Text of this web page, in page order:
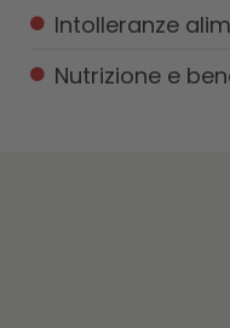
Intolleranze
Nutrizione e